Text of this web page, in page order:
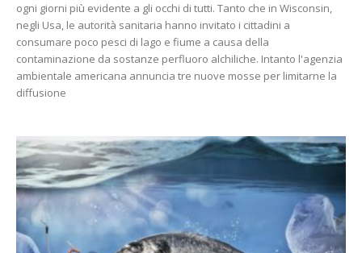
ogni giorni più evidente a gli occhi di tutti. Tanto che in Wisconsin,
negli Usa, le autorità sanitaria hanno invitato i cittadini a
consumare poco pesci di lago e fiume a causa della
contaminazione da sostanze perfluoro alchiliche. Intanto l'agenzia
ambientale americana annuncia tre nuove mosse per limitarne la
diffusione